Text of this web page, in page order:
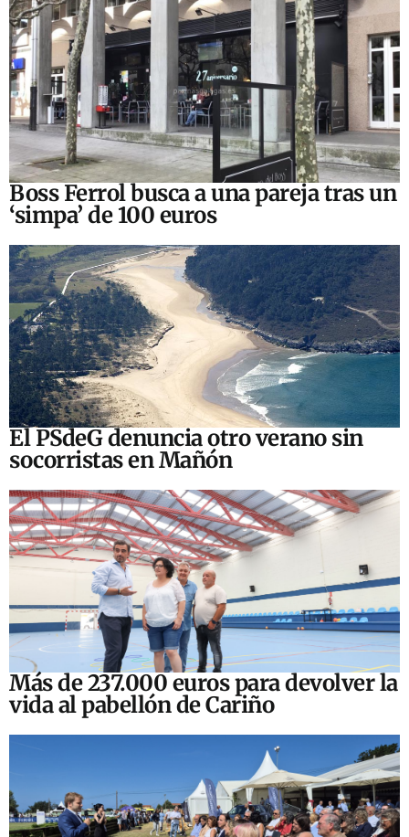
Boss Ferrol busca a una pareja tras un
‘simpa’ de 100 euros
El PSdeG denuncia otro verano sin
socorristas en Mañón
Más de 237.000 euros para devolver la
vida al pabellón de Cariño